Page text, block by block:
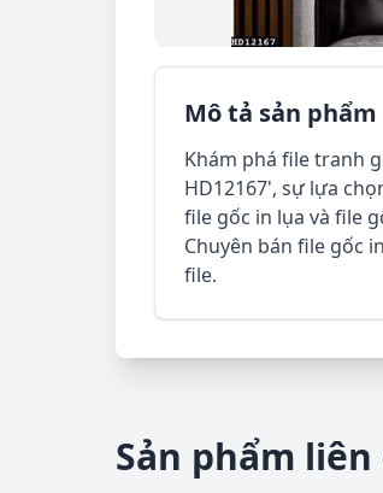
Mô tả sản phẩm
Khám phá file tranh
HD12167', sự lựa
file gốc in lụa và file
Chuyên bán file gốc
file.
Sản phẩm